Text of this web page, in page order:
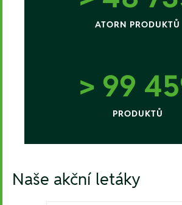
ATORN PRODUKTŮ
> 99
PRODUKTŮ
Naše akční letáky